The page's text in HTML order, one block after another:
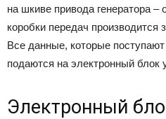
на шкиве привода генератора –
коробки передач производится
Все данные, которые
подаются на электронный блок
Электронный